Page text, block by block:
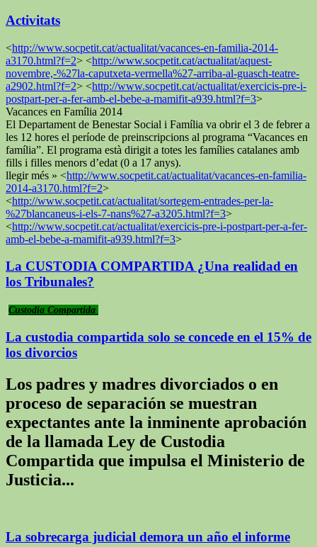
Activitats
<http://www.socpetit.cat/actualitat/vacances-en-familia-2014-
a3170.html?f=2> <http://www.socpetit.cat/actualitat/aquest-
novembre,-%27la-caputxeta-vermella%27-arriba-al-guasch-teatre-
a2902.html?f=2> <http://www.socpetit.cat/actualitat/exercicis-pre-i-
postpart-per-a-fer-amb-el-bebe-a-mamifit-a939.html?f=3>
Vacances en Família 2014
El Departament de Benestar Social i Família va obrir el 3 de febrer a
les 12 hores el període de preinscripcions al programa “Vacances en
família”. El programa està dirigit a totes les famílies catalanes amb
fills i filles menors d’edat (0 a 17 anys).
llegir més » <http://www.socpetit.cat/actualitat/vacances-en-familia-
2014-a3170.html?f=2>
<http://www.socpetit.cat/actualitat/sortegem-entrades-per-la-
%27blancaneus-i-els-7-nans%27-a3205.html?f=3>
<http://www.socpetit.cat/actualitat/exercicis-pre-i-postpart-per-a-fer-
amb-el-bebe-a-mamifit-a939.html?f=3>
La CUSTODIA COMPARTIDA ¿Una realidad en
Custodia Compartida
La custodia compartida solo se concede en el 15% de
los divorcios
Los padres y madres divorciados o en
proceso de separación se muestran
expectantes ante la inminente aprobación
de la llamada Ley de Custodia
Compartida que impulsa el Ministerio de
Justicia...
La sobrecarga judicial demora un año el informe